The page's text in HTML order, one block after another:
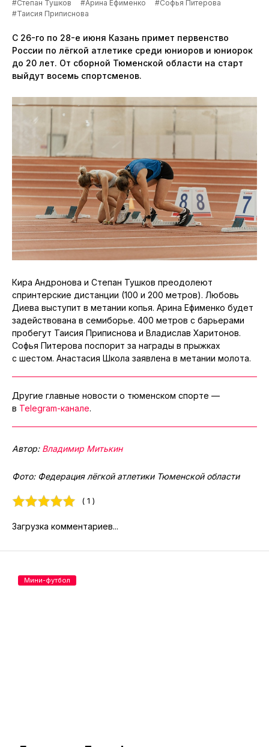
#Степан Тушков
#Арина Ефименко
#Софья Питерова
#Таисия Приписнова
С 26-го по 28-е июня Казань примет первенство
России по лёгкой атлетике среди юниоров и юниорок
до 20 лет. От сборной Тюменской области на старт
выйдут восемь спортсменов.
Кира Андронова и Степан Тушков преодолеют
спринтерские дистанции (100 и 200 метров). Любовь
Диева выступит в метании копья. Арина Ефименко будет
задействована в семиборье. 400 метров с барьерами
пробегут Таисия Приписнова и Владислав Харитонов.
Софья Питерова поспорит за награды в прыжках
с шестом. Анастасия Школа заявлена в метании молота.
Другие главные новости о тюменском спорте —
в Telegram-канале.
Автор: Владимир Митькин
Фото: Федерация лёгкой атлетики Тюменской области
( 1 )
Загрузка комментариев...
Мини-футбол